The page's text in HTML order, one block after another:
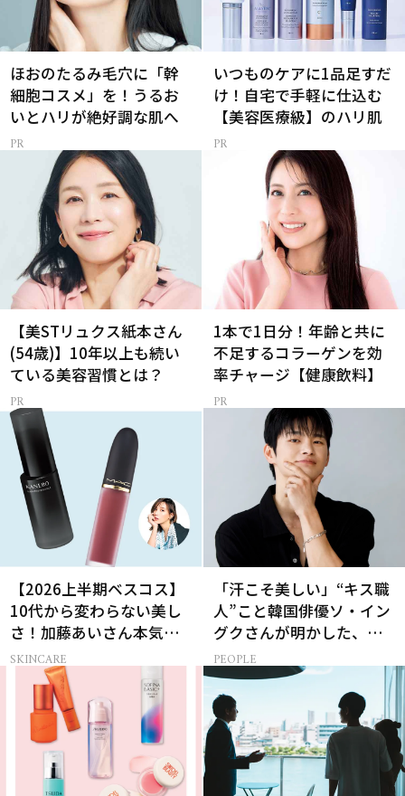
ほおのたるみ毛穴に「幹
細胞コスメ」を！うるお
いとハリが絶好調な肌へ
いつものケアに1品足すだ
け！自宅で手軽に仕込む
【美容医療級】のハリ肌
【美STリュクス紙本さん
(54歳)】10年以上も続い
ている美容習慣とは？
1本で1日分！年齢と共に
不足するコラーゲンを効
率チャージ【健康飲料】
【2026上半期ベスコス】
10代から変わらない美し
さ！加藤あいさん本気の
愛用名品２選
SKINCARE
「汗こそ美しい」“キス職
人”こと韓国俳優ソ・イン
グクさんが明かした、惹
かれる人の条件とは
PEOPLE